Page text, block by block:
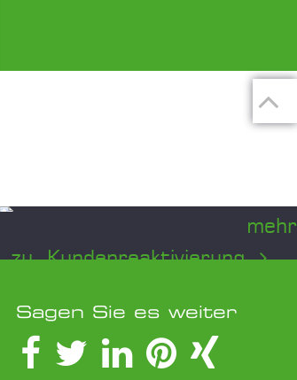
Kunden – Das
verborgene Gold
Ihrer
mehr
zu Kundenreaktivierung
...
Sagen Sie es weiter